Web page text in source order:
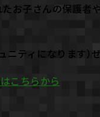
お子さんの保護者
ニティになります）
こちらから